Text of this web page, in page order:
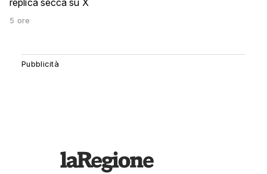
replica secca su X
5 ore